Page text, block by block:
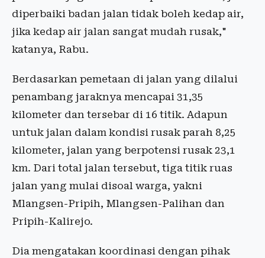
diperbaiki badan jalan tidak boleh kedap air,
jika kedap air jalan sangat mudah rusak,"
katanya, Rabu.
Berdasarkan pemetaan di jalan yang dilalui
penambang jaraknya mencapai 31,35
kilometer dan tersebar di 16 titik. Adapun
untuk jalan dalam kondisi rusak parah 8,25
kilometer, jalan yang berpotensi rusak 23,1
km. Dari total jalan tersebut, tiga titik ruas
jalan yang mulai disoal warga, yakni
Mlangsen-Pripih, Mlangsen-Palihan dan
Pripih-Kalirejo.
Dia mengatakan koordinasi dengan pihak